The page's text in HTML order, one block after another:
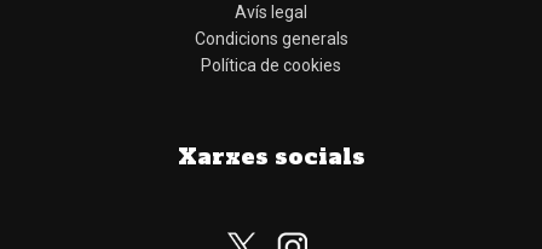
Avís legal
Condicions generals
Política de cookies
Xarxes socials